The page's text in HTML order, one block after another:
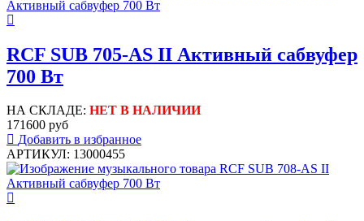
RCF SUB 705-AS II Активный сабвуфер
700 Вт
НА СКЛАДЕ: НЕТ В НАЛИЧИИ
171600 руб
Добавить в избранное
АРТИКУЛ: 13000455